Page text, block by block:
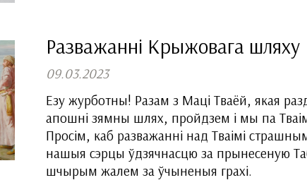
Разважанні Крыжовага шляху
09.03.2023
Езу журботны! Разам з Маці Тваёй, якая
апошні зямны шлях, пройдзем і мы па
Просім, каб разважанні над Тваімі
нашыя сэрцы ўдзячнасцю за прынесеную
шчырым жалем за ўчыненыя грахі.